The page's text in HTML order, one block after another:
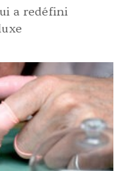
a redéfini